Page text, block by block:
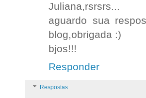
Juliana,rsrsrs...
aguardo sua
blog,obrigada :)
bjos!!!
Responder
Respostas